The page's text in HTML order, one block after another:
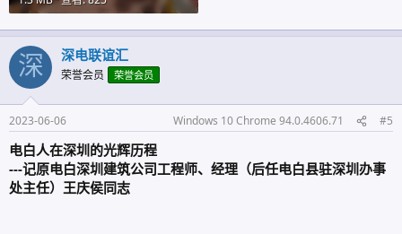
深 深电联谊汇
荣誉会员 荣誉会员
2023-06-06 Windows 10 Chrome 94.0.4606.71 #5
电白人在深圳的光辉历程
---记原电白深圳建筑公司工程师、经理（后任电白县驻深圳办事
处主任）王庆侯同志